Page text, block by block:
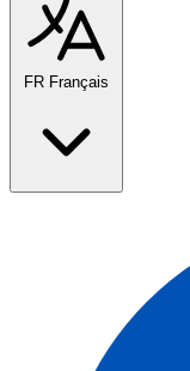
FR Français